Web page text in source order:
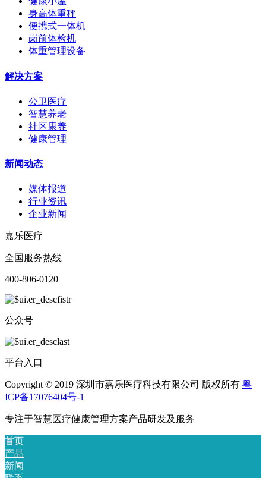
身高体重秤
便携式一体机
岗前体检机
体重管理设备
解决方案
公卫医疗
智慧养老
社区康养
健康管理
新闻动态
媒体报道
行业资讯
企业新闻
嘉乐医疗
全国服务热线
400-806-0120
公众号
平台入口
Copyright © 2019 深圳市嘉乐医疗科技有限公司 版权所有 粤
ICP备17076404号-1
专注于智慧医疗健康管理方案产品研发及服务
首页
产品
新闻